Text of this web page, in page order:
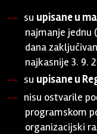
su upisane u
najmanje jednu
dana
najkasnije 3. 9.
su upisane u
nisu ostvarile
programskom
organizacijski